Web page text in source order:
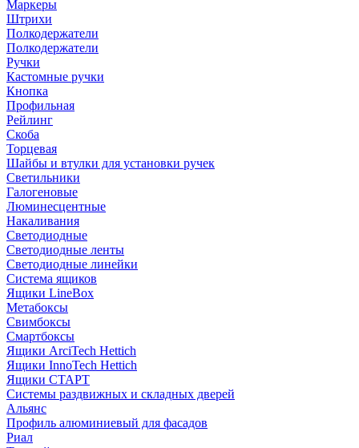
Маркеры
Штрихи
Полкодержатели
Полкодержатели
Ручки
Кастомные ручки
Кнопка
Профильная
Рейлинг
Скоба
Торцевая
Шайбы и втулки для установки ручек
Светильники
Галогеновые
Люминесцентные
Накаливания
Светодиодные
Светодиодные ленты
Светодиодные линейки
Система ящиков
Ящики LineBox
Метабоксы
Свимбоксы
Смартбоксы
Ящики ArciTech Hettich
Ящики InnoTech Hettich
Ящики СТАРТ
Системы раздвижных и складных дверей
Альянс
Профиль алюминиевый для фасадов
Риал